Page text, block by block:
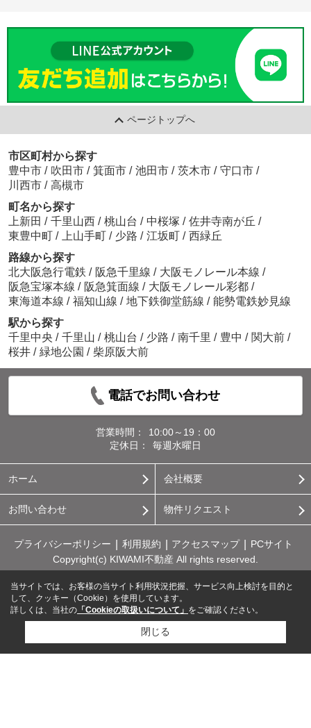
ページトップへ
市区町村から探す
豊中市 / 吹田市 / 箕面市 / 池田市 / 茨木市 / 守口市 /
川西市 / 高槻市
町名から探す
上新田 / 千里山西 / 桃山台 / 中桜塚 / 佐井寺南が丘 /
東豊中町 / 上山手町 / 少路 / 江坂町 / 西緑丘
路線から探す
北大阪急行電鉄 / 阪急千里線 / 大阪モノレール本線 /
阪急宝塚本線 / 阪急箕面線 / 大阪モノレール彩都 /
東海道本線 / 福知山線 / 地下鉄御堂筋線 / 能勢電鉄妙見線
駅から探す
千里中央 / 千里山 / 桃山台 / 少路 / 南千里 / 豊中 / 関大前 /
桜井 / 緑地公園 / 柴原阪大前
電話でお問い合わせ
営業時間：
10:00～19：00
定休日：
毎週水曜日
ホーム 会社概要
お問い合わせ 物件リクエスト
プライバシーポリシー 利用規約 アクセスマップ
PCサイト
Copyright(c) KIWAMI不動産 All rights reserved.
当サイトでは、お客様の当サイト利用状況把握、サービス向上検討を目的と
して、クッキー（Cookie）を使用しています。
詳しくは、当社の 「Cookieの取扱いについて」 をご確認ください。
閉じる